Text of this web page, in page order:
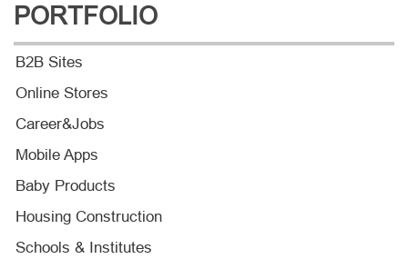
PORTFOLIO
B2B Sites
Online Stores
Career&Jobs
Mobile Apps
Baby Products
Housing Construction
Schools & Institutes